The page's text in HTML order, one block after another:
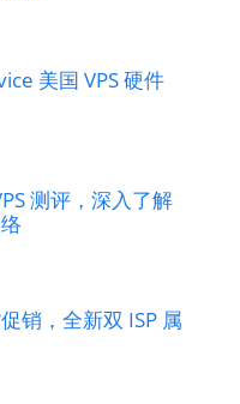
美国 VPS 硬件
测评，深入了解
销，全新双 ISP 属